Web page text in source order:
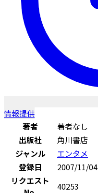
情報提供
著者
著者なし
出版社
角川書店
ジャンル
エンタメ
登録日
2007/11/04
リクエスト
40253